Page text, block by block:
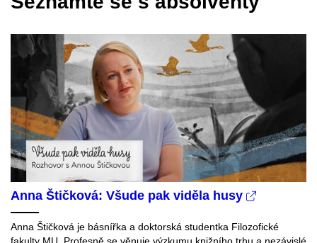
Anna Štičková: Všude pak viděla husy
Anna Štičková je básnířka a doktorská studentka Filozofické